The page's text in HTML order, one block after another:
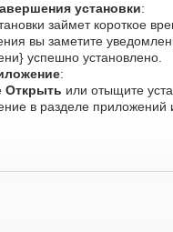
установки:
займет короткое
вы заметите
успешно установлено.
:
Открыть или отыщите
в разделе приложений